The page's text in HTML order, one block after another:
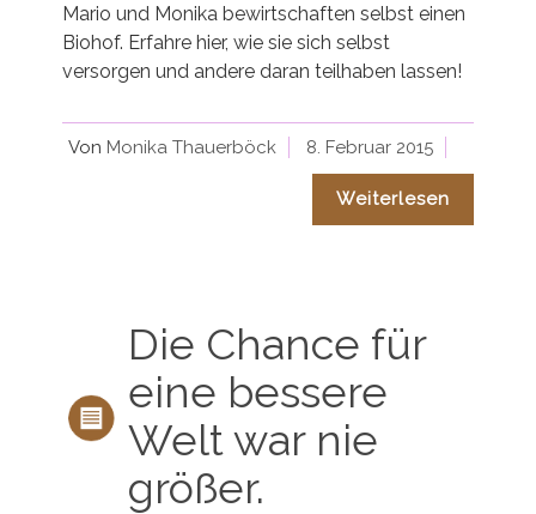
Mario und Monika bewirtschaften selbst einen
Biohof. Erfahre hier, wie sie sich selbst
versorgen und andere daran teilhaben lassen!
Von Monika Thauerböck 8. Februar 2015
Weiterlesen
Die Chance für
eine bessere
Welt war nie
größer.